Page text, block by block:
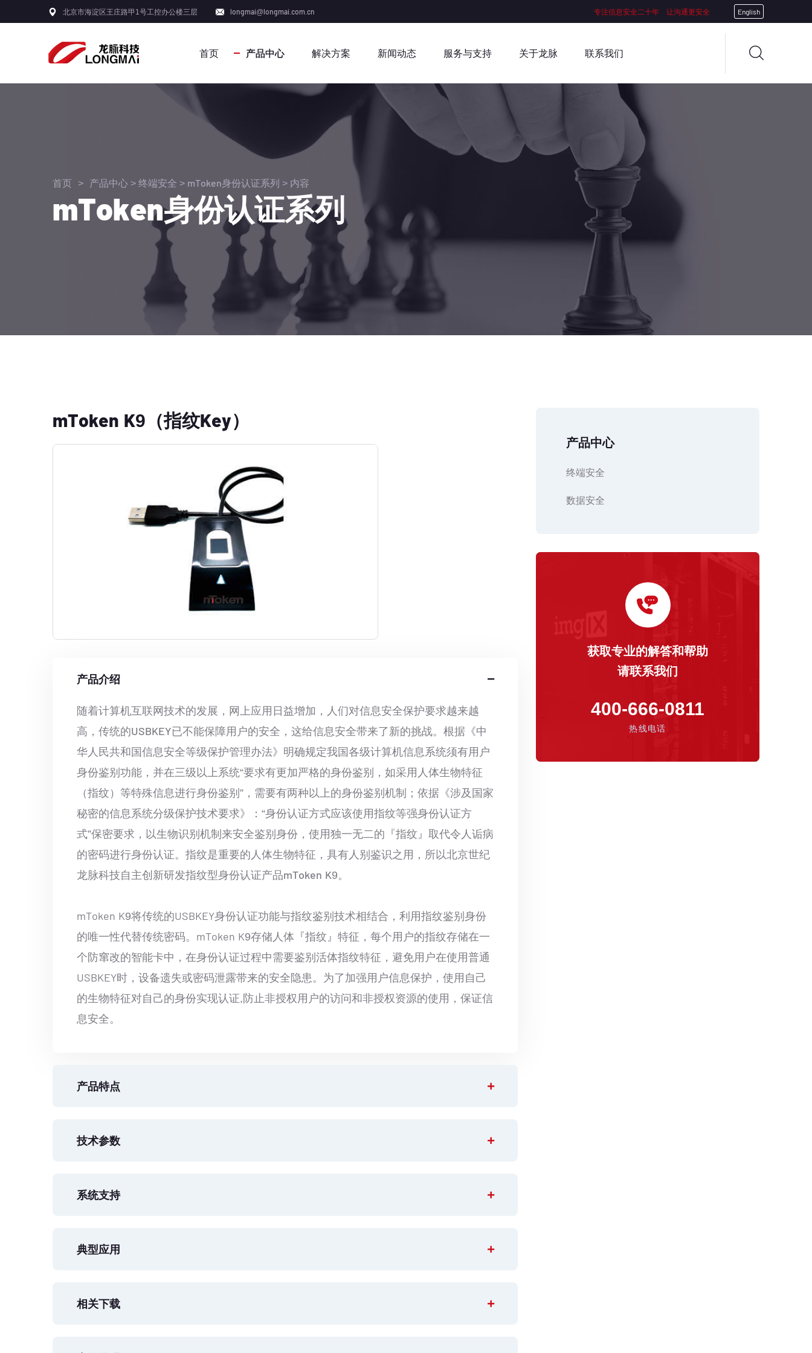
北京市海淀区王庄路甲1号工控办公楼三层 longmai@longmai.com.cn 专注信息安全二十年 让沟通更安全 English
首页 产品中心 解决方案 新闻动态 服务与支持 关于龙脉 联系我们
首页 > 产品中心 > 终端安全 > mToken身份认证系列 > 内容
mToken身份认证系列
mToken K9（指纹Key）
产品介绍
随着计算机互联网技术的发展，网上应用日益增加，人们对信息安全保护要求越来越
高，传统的USBKEY已不能保障用户的安全，这给信息安全带来了新的挑战。根据《中
华人民共和国信息安全等级保护管理办法》明确规定我国各级计算机信息系统须有用户
身份鉴别功能，并在三级以上系统“要求有更加严格的身份鉴别，如采用人体生物特征
（指纹）等特殊信息进行身份鉴别”，需要有两种以上的身份鉴别机制；依据《涉及国家
秘密的信息系统分级保护技术要求》：“身份认证方式应该使用指纹等强身份认证方
式”保密要求，以生物识别机制来安全鉴别身份，使用独一无二的『指纹』取代令人诟病
的密码进行身份认证。指纹是重要的人体生物特征，具有人别鉴识之用，所以北京世纪
龙脉科技自主创新研发指纹型身份认证产品mToken K9。
mToken K9将传统的USBKEY身份认证功能与指纹鉴别技术相结合，利用指纹鉴别身份
的唯一性代替传统密码。mToken K9存储人体『指纹』特征，每个用户的指纹存储在一
个防窜改的智能卡中，在身份认证过程中需要鉴别活体指纹特征，避免用户在使用普通
USBKEY时，设备遗失或密码泄露带来的安全隐患。为了加强用户信息保护，使用自己
的生物特征对自己的身份实现认证,防止非授权用户的访问和非授权资源的使用，保证信
息安全。
产品特点
技术参数
系统支持
典型应用
相关下载
产品中心
终端安全
数据安全
获取专业的解答和帮助
请联系我们
400-666-0811
热线电话